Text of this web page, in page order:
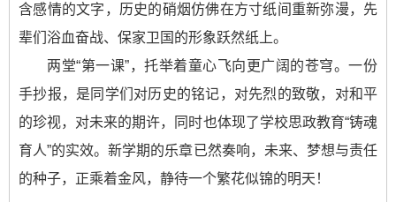
含感情的文字，历史的硝烟仿佛在方寸纸间重新弥漫，先
辈们浴血奋战、保家卫国的形象跃然纸上。
两堂“第一课”，托举着童心飞向更广阔的苍穹。一份
手抄报，是同学们对历史的铭记，对先烈的致敬，对和平
的珍视，对未来的期许，同时也体现了学校思政教育“铸魂
育人”的实效。新学期的乐章已然奏响，未来、梦想与责任
的种子，正乘着金风，静待一个繁花似锦的明天！